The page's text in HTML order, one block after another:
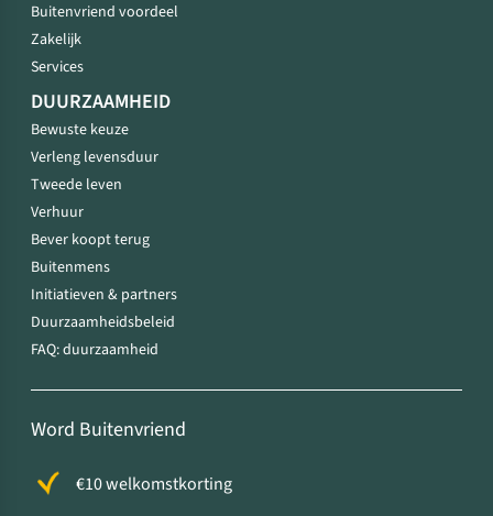
Buitenvriend voordeel
Zakelijk
Services
DUURZAAMHEID
Bewuste keuze
Verleng levensduur
Tweede leven
Verhuur
Bever koopt terug
Buitenmens
Initiatieven & partners
Duurzaamheidsbeleid
FAQ: duurzaamheid
Word Buitenvriend
€10 welkomstkorting